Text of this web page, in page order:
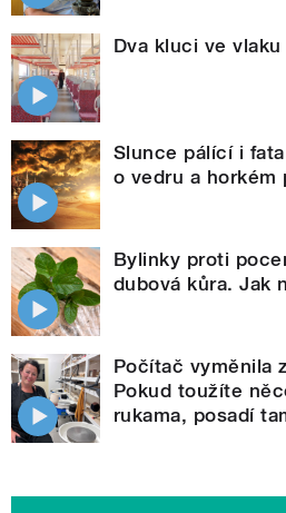
Dva kluci ve vlaku
Slunce pálící i
o vedru a horkém
Bylinky proti
dubová kůra. Jak
Počítač vyměnila
Pokud toužíte
rukama, posadí